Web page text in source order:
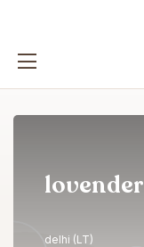
lovender
delhi (LT)